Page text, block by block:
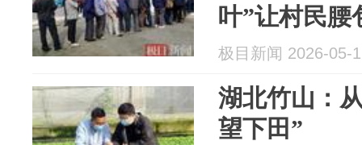
叶”让村民腰
极目新闻 2026-05-
湖北竹山：
望下田”